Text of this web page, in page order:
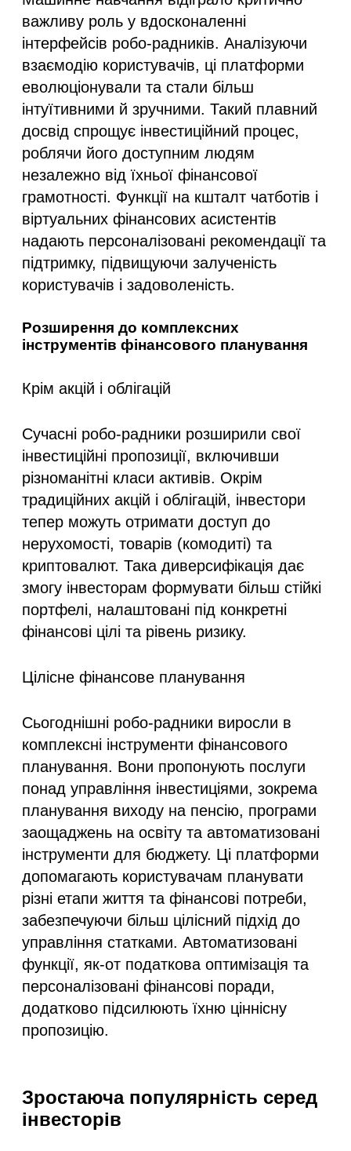
важливу роль у вдосконаленні
інтерфейсів робо-радників. Аналізуючи
взаємодію користувачів, ці платформи
еволюціонували та стали більш
інтуїтивними й зручними. Такий плавний
досвід спрощує інвестиційний процес,
роблячи його доступним людям
незалежно від їхньої фінансової
грамотності. Функції на кшталт чатботів і
віртуальних фінансових асистентів
надають персоналізовані рекомендації та
підтримку, підвищуючи залученість
користувачів і задоволеність.
Розширення до комплексних
інструментів фінансового планування
Крім акцій і облігацій
Сучасні робо-радники розширили свої
інвестиційні пропозиції, включивши
різноманітні класи активів. Окрім
традиційних акцій і облігацій, інвестори
тепер можуть отримати доступ до
нерухомості, товарів (комодиті) та
криптовалют. Така диверсифікація дає
змогу інвесторам формувати більш стійкі
портфелі, налаштовані під конкретні
фінансові цілі та рівень ризику.
Цілісне фінансове планування
Сьогоднішні робо-радники виросли в
комплексні інструменти фінансового
планування. Вони пропонують послуги
понад управління інвестиціями, зокрема
планування виходу на пенсію, програми
заощаджень на освіту та автоматизовані
інструменти для бюджету. Ці платформи
допомагають користувачам планувати
різні етапи життя та фінансові потреби,
забезпечуючи більш цілісний підхід до
управління статками. Автоматизовані
функції, як-от податкова оптимізація та
персоналізовані фінансові поради,
додатково підсилюють їхню ціннісну
пропозицію.
Зростаюча популярність серед
інвесторів